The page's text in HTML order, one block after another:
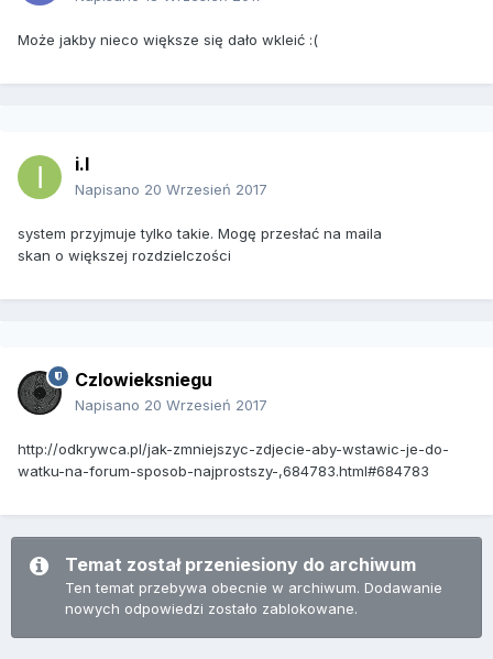
Może jakby nieco większe się dało wkleić :(
i.l
Napisano 20 Wrzesień 2017
system przyjmuje tylko takie. Mogę przesłać na maila
skan o większej rozdzielczości
Czlowieksniegu
Napisano 20 Wrzesień 2017
http://odkrywca.pl/jak-zmniejszyc-zdjecie-aby-wstawic-je-do-
watku-na-forum-sposob-najprostszy-,684783.html#684783
Temat został przeniesiony do archiwum
Ten temat przebywa obecnie w archiwum. Dodawanie
nowych odpowiedzi zostało zablokowane.